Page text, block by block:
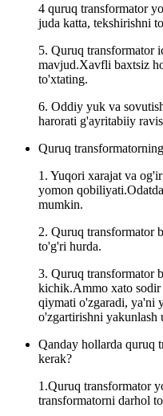
4 quruq transformator
juda katta, tekshirishni
5. Quruq transformator
mavjud.Xavfli baxtsiz
to'xtating.
6. Oddiy yuk va
harorati g'ayritabiiy
Quruq
1. Yuqori xarajat va
yomon
mumkin.
2. Quruq transformator
to'g'ri hurda.
3. Quruq transformator
kichik.Ammo xato sodir
qiymati o'zgaradi, ya'ni
o'zgartirishni yakunlash
Qanday hollarda quruq
kerak?
1.Quruq transformator
transformatorni darhol